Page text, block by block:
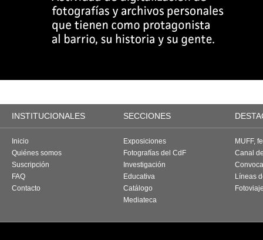
INSTITUCIONALES SECCIONES
Inicio
Quiénes somos
Suscripción
FAQ
Contacto
Exposiciones
Fotografías del CdF
Investigación
Educativa
Catálogo
Mediateca
MUFF,
Canal
Líneas